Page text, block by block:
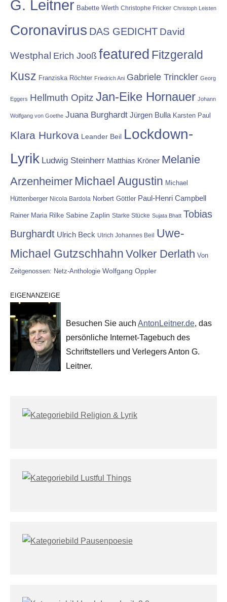
G. Leitner Babette Werth Christophe Fricker Christoph Leisten
Coronavirus DAS GEDICHT David
Westphal Erich Jooß featured Fitzgerald
Kusz Franziska Röchter Friedrich Ani Gabriele Trinckler Georg
Eggers Hellmuth Opitz Jan-Eike Hornauer Johann
Wolfgang von Goethe Juana Burghardt Jürgen Bulla Karsten Paul
Klara Hurkova Leander Beil Lockdown-
Lyrik Ludwig Steinherr Matthias Kröner Melanie
Arzenheimer Michael Augustin Michael
Hüttenberger Nicola Bardola Norbert Göttler Paul-Henri Campbell
Rainer Maria Rilke Sabine Zaplin Starke Stücke Sujata Bhatt Tobias
Burghardt Ulrich Beck Ulrich Johannes Beil Uwe-
Michael Gutzschhahn Volker Derlath Von
Zeitgenossen: Netz-Anthologie Wolfgang Oppler
EIGENANZEIGE
Besuchen Sie auch AntonLeitner.de, das
persönliche Internet-Tagebuch des
Schriftstellers und Verlegers Anton G.
Leitner.